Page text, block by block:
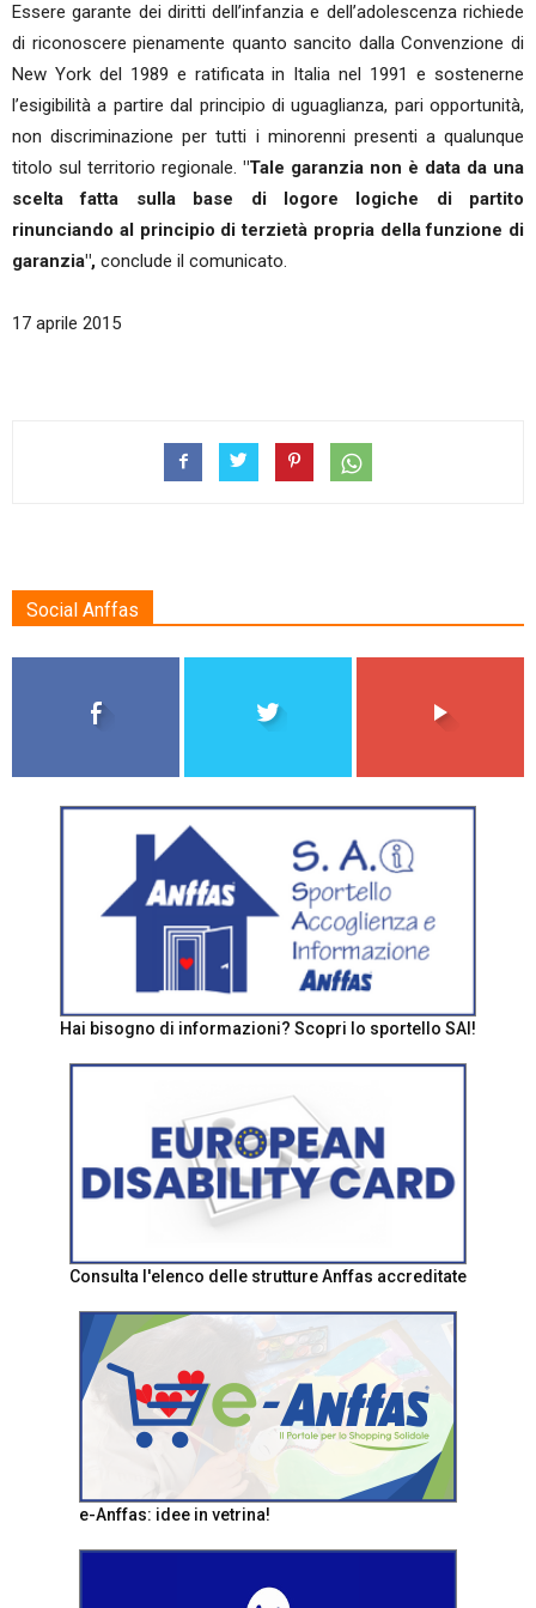
Essere garante dei diritti dell’infanzia e dell’adolescenza richiede
di riconoscere pienamente quanto sancito dalla Convenzione di
New York del 1989 e ratificata in Italia nel 1991 e sostenerne
l’esigibilità a partire dal principio di uguaglianza, pari opportunità,
non discriminazione per tutti i minorenni presenti a qualunque
titolo sul territorio regionale. "Tale garanzia non è data da una
scelta fatta sulla base di logore logiche di partito
rinunciando al principio di terzietà propria della funzione di
garanzia", conclude il comunicato.
17 aprile 2015
Social Anffas
Hai bisogno di informazioni? Scopri lo sportello SAI!
Consulta l'elenco delle strutture Anffas accreditate
e-Anffas: idee in vetrina!